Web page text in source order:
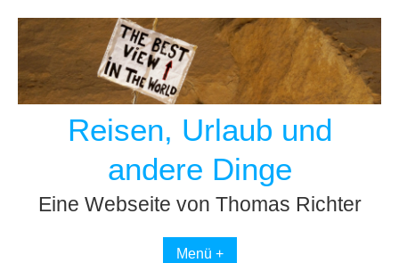
content
Reisen, Urlaub und
andere Dinge
Eine Webseite von Thomas Richter
Menü +